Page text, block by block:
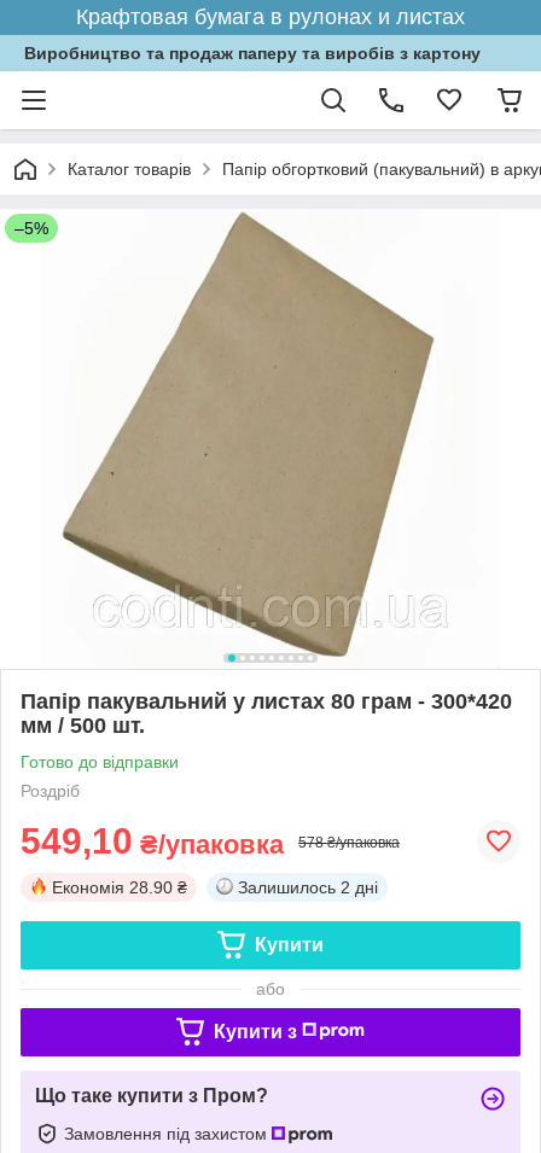
Крафтовая бумага в рулонах и листах
Виробництво та продаж паперу та виробів з картону
Каталог товарів Папір обгортковий (пакувальний) в
–5%
Папір пакувальний у листах 80 грам - 300*420
мм / 500 шт.
Готово до відправки
Роздріб
549,10 ₴/упаковка 578 ₴/упаковка
Економія 28.90 ₴ Залишилось 2 дні
Купити
або
Купити з
Що таке купити з Пром?
Замовлення під захистом